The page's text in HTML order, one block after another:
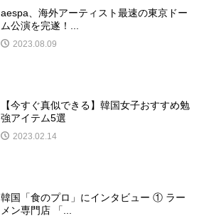
aespa、海外アーティスト最速の東京ドー
ム公演を完遂！...
2023.08.09
【今すぐ真似できる】韓国女子おすすめ勉
強アイテム5選
2023.02.14
韓国「食のプロ」にインタビュー ① ラー
メン専門店 「...